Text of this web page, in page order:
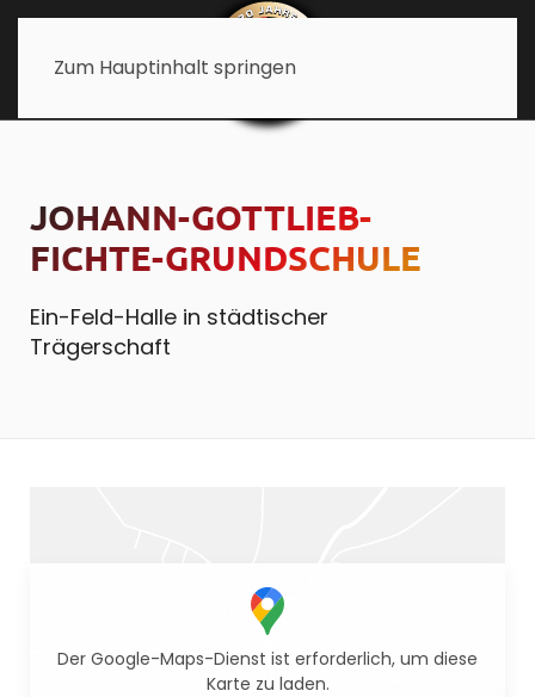
Zum Hauptinhalt springen
JOHANN-GOTTLIEB-
FICHTE-GRUNDSCHULE
Ein-Feld-Halle in städtischer
Trägerschaft
Der Google-Maps-Dienst ist erforderlich, um diese
Karte zu laden.